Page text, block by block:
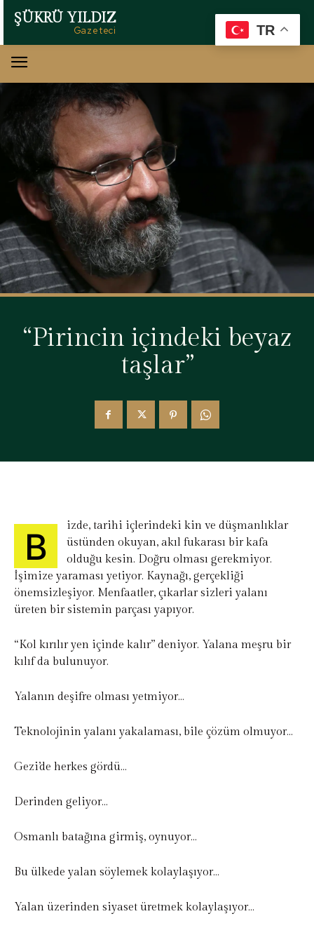
ŞÜKRÜ YILDIZ
Gazeteci
“Pirincin içindeki beyaz
taşlar”
B
izde, tarihi içlerindeki kin ve düşmanlıklar
üstünden okuyan, akıl fukarası bir kafa
olduğu kesin. Doğru olması gerekmiyor.
İşimize yaraması yetiyor. Kaynağı, gerçekliği
önemsizleşiyor. Menfaatler, çıkarlar sizleri yalanı
üreten bir sistemin parçası yapıyor.
“Kol kırılır yen içinde kalır” deniyor. Yalana meşru bir
kılıf da bulunuyor.
Yalanın deşifre olması yetmiyor…
Teknolojinin yalanı yakalaması, bile çözüm olmuyor…
Gezi’de herkes gördü…
Derinden geliyor…
Osmanlı batağına girmiş, oynuyor…
Bu ülkede yalan söylemek kolaylaşıyor…
Yalan üzerinden siyaset üretmek kolaylaşıyor…
TR